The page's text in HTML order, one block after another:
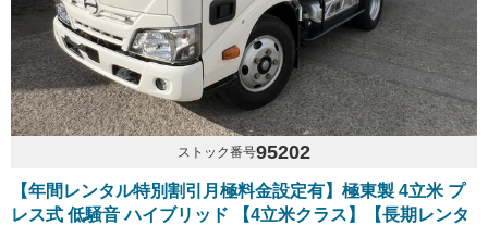
ストック番号95202
【年間レンタル特別割引月極料金設定有】極東製 4立米 プ
レス式 低騒音 ハイブリッド 【4立米クラス】【長期レンタ